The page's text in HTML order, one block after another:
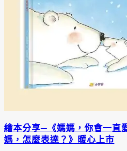
繪本分享─《媽媽，你會一直
媽，怎麼表達？》暖心上市